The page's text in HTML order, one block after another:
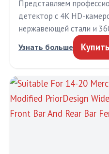
Представляем
детектор с 4K HD-
нержавеющей стали и
Узнать больше Купить